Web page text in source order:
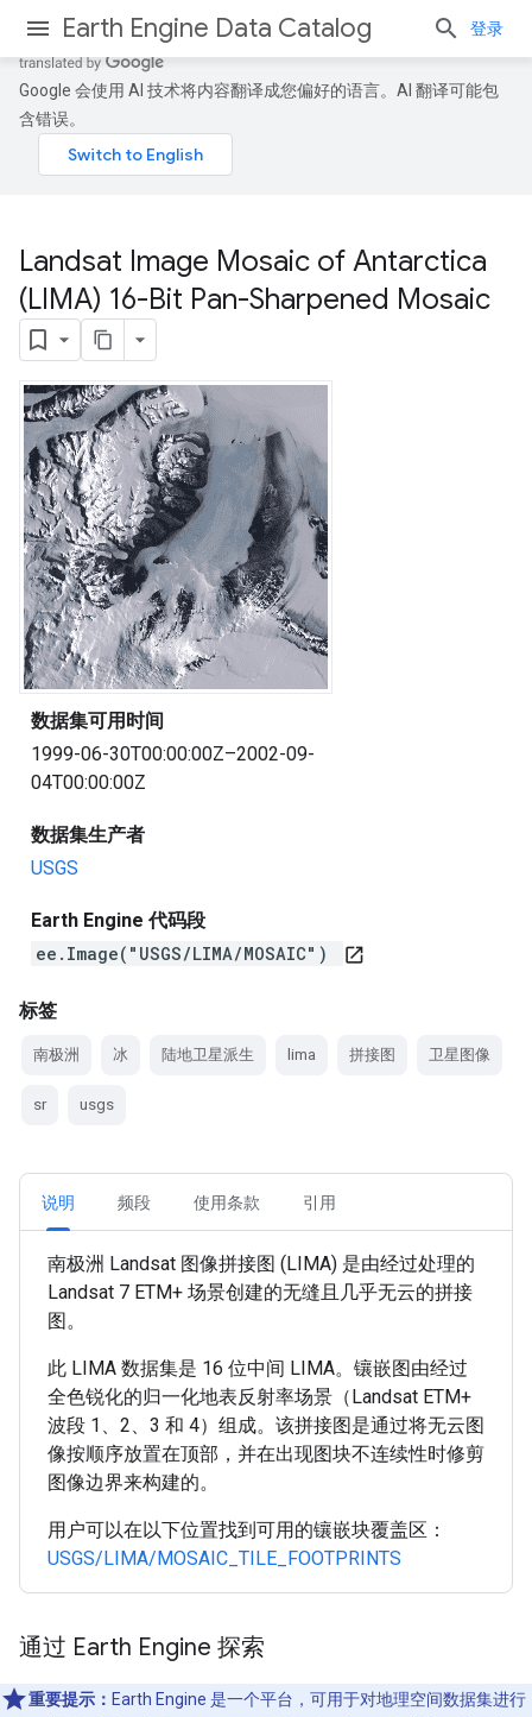
Earth Engine Data Catalog 登录
Google 会使用 AI 技术将内容翻译成您偏好的语言。AI 翻译可能包
含错误。
Landsat Image Mosaic of Antarctica
(LIMA) 16-Bit Pan-Sharpened Mosaic
数据集可用时间
1999-06-30T00:00:00Z–2002-09-
04T00:00:00Z
数据集生产者
USGS
Earth Engine 代码段
ee.Image("USGS/LIMA/MOSAIC")
open_in_new
标签
南极洲 冰 陆地卫星派生 lima 拼接图 卫星图像
sr usgs
说明 频段 使用条款 引用
南极洲 Landsat 图像拼接图 (LIMA) 是由经过处理的
Landsat 7 ETM+ 场景创建的无缝且几乎无云的拼接
图。
此 LIMA 数据集是 16 位中间 LIMA。镶嵌图由经过
全色锐化的归一化地表反射率场景（Landsat ETM+
波段 1、2、3 和 4）组成。该拼接图是通过将无云图
像按顺序放置在顶部，并在出现图块不连续性时修剪
图像边界来构建的。
用户可以在以下位置找到可用的镶嵌块覆盖区：
USGS/LIMA/MOSAIC_TILE_FOOTPRINTS
通过 Earth Engine 探索
重要提示： Earth Engine 是一个平台，可用于对地理空间数据集进行